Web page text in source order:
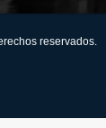
reservados.